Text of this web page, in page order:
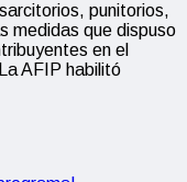
punitorios,
medidas que dispuso
en el
AFIP habilitó